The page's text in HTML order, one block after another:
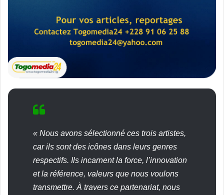
« Nous avons sélectionné ces trois artistes,
car ils sont des icônes dans leurs genres
respectifs. Ils incarnent la force, l’innovation
et la référence, valeurs que nous voulons
transmettre. À travers ce partenariat, nous